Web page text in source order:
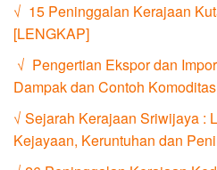
√ 15 Peninggalan Kerajaan
[LENGKAP]
√ Pengertian Ekspor dan
Dampak dan Contoh
√ Sejarah Kerajaan Sriwijaya :
Kejayaan, Keruntuhan dan